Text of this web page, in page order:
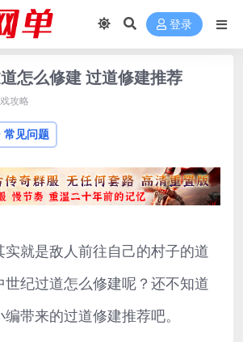
登录
怎么修建 过道修建推荐
攻略
常见问题
就是敌人前往自己的村子的道
世纪过道怎么修建呢？还不知道
带来的过道修建推荐吧。